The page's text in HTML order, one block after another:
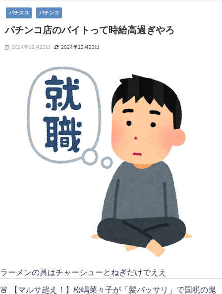
パチスロ パチンコ
パチンコ店のバイトって時給高過ぎやろ
2024年12月23日 2024年12月23日
ラーメンの具はチャーシューとねぎだけでええ
🚨 【マルサ超え！】松嶋菜々子が「髪バッサリ」で国税の鬼